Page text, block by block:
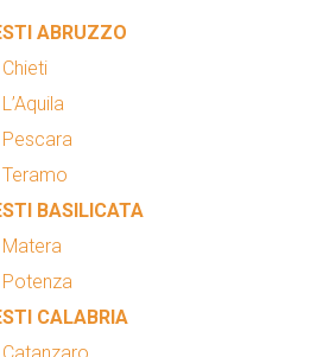
ABRUZZO
BASILICATA
CALABRIA